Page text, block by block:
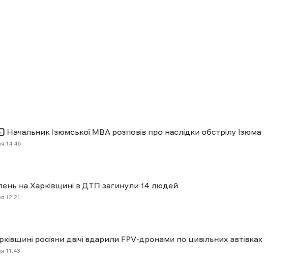
Начальник Ізюмської МВА розповів про наслідки обстрілу Ізюма
14:46
на Харківщині в ДТП загинули 14 людей
12:21
росіяни двічі вдарили FPV-дронами по цивільних автівках
11:43